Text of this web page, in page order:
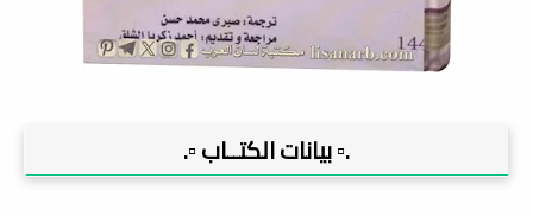
.▫️ بيانات الكتــاب ▫️.